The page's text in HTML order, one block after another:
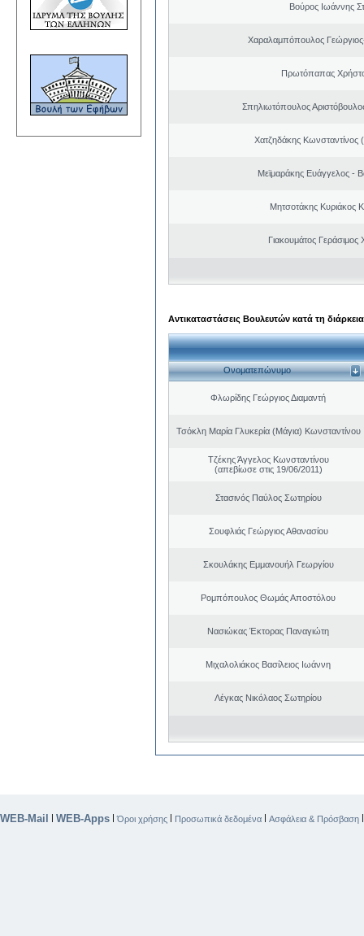
Βούρος Ιωάννης
Χαραλαμπόπουλος
Πρωτόπαπας
Σπηλιωτόπουλος
Χατζηδάκης
Μεϊμαράκης Ευάγγελος -
Μητσοτάκης Κυριάκος
Γιακουμάτος
Αντικαταστάσεις Βουλευτών κατά τη
Ονοματεπώνυμο
Φλωρίδης Γεώργιος Διαμαντή
Τσόκλη Μαρία Γλυκερία (Μάγια) Κωνσταντίνου
Τζέκης Άγγελος Κωνσταντίνου
(απεβίωσε στις 19/06/2011)
Στασινός Παύλος Σωτηρίου
Σουφλιάς Γεώργιος Αθανασίου
Σκουλάκης Εμμανουήλ Γεωργίου
Ρομπόπουλος Θωμάς Αποστόλου
Νασιώκας Έκτορας Παναγιώτη
Μιχαλολιάκος Βασίλειος Ιωάννη
Λέγκας Νικόλαος Σωτηρίου
WEB-Mail | WEB-Apps |Όροι χρήσης | Προσωπικά δεδομένα | Ασφάλεια & Πρόσβαση